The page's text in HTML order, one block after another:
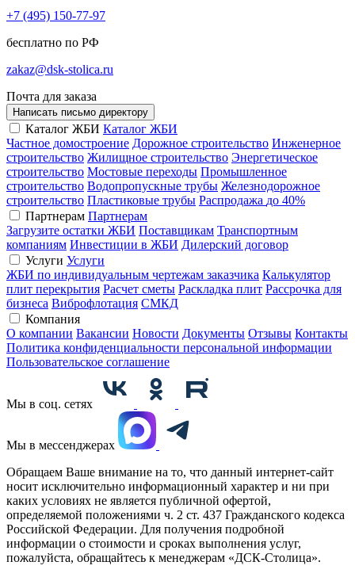
+7 (495) 150-77-97
бесплатно по РФ
zakaz@dsk-stolica.ru
Почта для заказа
Написать письмо директору
Каталог ЖБИ Каталог ЖБИ
Частное домостроение Дорожное строительство Инженерное
строительство Жилищное строительство Энергетическое
строительство Мостовые переходы Промышленное
строительство Водопропускные трубы Железнодорожное
строительство Пластиковые трубы Распродажа до 40%
Партнерам Партнерам
Загрузите остатки ЖБИ Поставщикам Транспортным
компаниям Инвестиции в ЖБИ Дилерский договор
Услуги Услуги
ЖБИ по индивидуальным чертежам заказчика Калькулятор
плит перекрытия Расчет сметы Раскладка плит Рассрочка для
бизнеса Виброфлотация СМКД
Компания
О компании Вакансии Новости Документы Отзывы Контакты
Политика конфиденциальности персональной информации
Пользовательское соглашение
Мы в соц. сетях
Мы в мессенджерах
Обращаем Ваше внимание на то, что данный интернет-сайт
носит исключительно информационный характер и ни при
каких условиях не является публичной офертой,
определяемой положениями ч. 2 ст. 437 Гражданского кодекса
Российской Федерации. Для получения подробной
информации о стоимости и сроках выполнения услуг,
пожалуйста, обращайтесь к менеджерам «ДСК-Столица».